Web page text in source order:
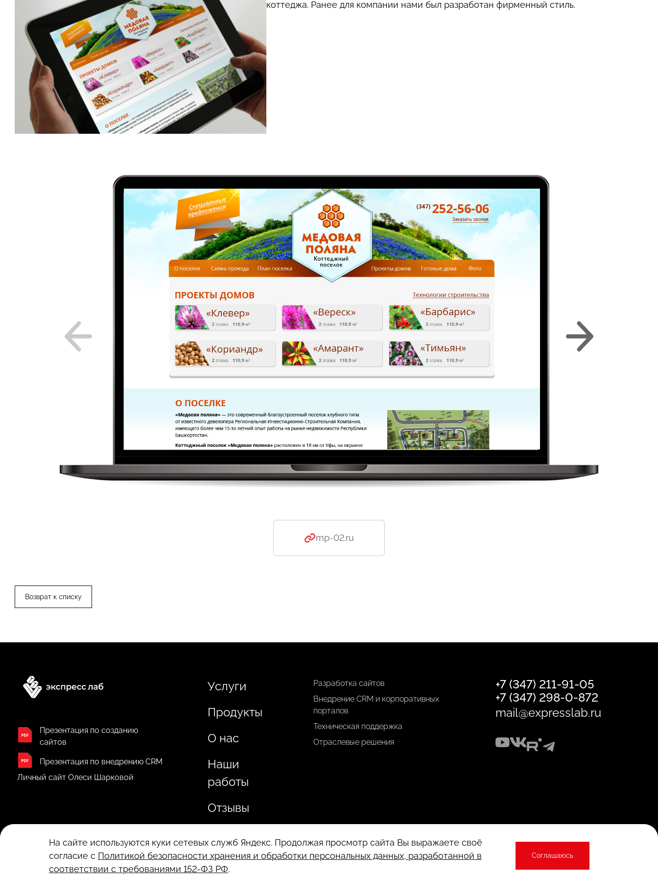
коттеджа. Ранее для компании нами был разработан фирменный стиль.
mp-02.ru
Возврат к списку
Презентация по созданию
сайтов
Презентация по внедрению CRM
Личный сайт Олеси Шарковой
Услуги
Продукты
О нас
Наши
работы
Отзывы
Разработка сайтов
Внедрение CRM и корпоративных
порталов
Техническая поддержка
Отраслевые решения
+7 (347) 211-91-05
+7 (347) 298-0-872
mail@expresslab.ru
обработки персональных данных
Публичная оферта
На сайте используются куки сетевых служб Яндекс. Продолжая просмотр сайта Вы выражаете своё
согласие с Политикой безопасности хранения и обработки персональных данных, разработанной в
соответствии с требованиями 152-ФЗ РФ.
Соглашаюсь